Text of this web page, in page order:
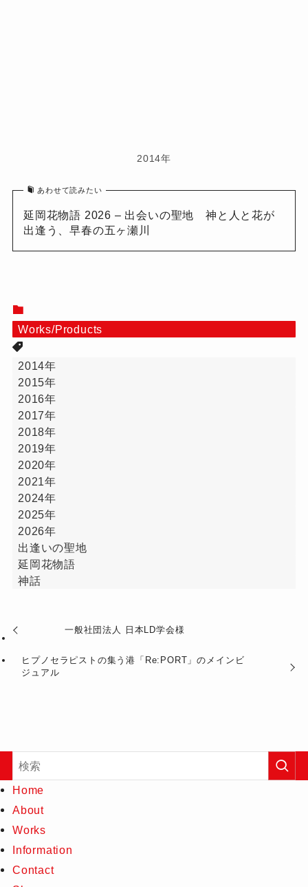
2014年
あわせて読みたい
延岡花物語 2026 – 出会いの聖地 神と人と花が
出逢う、早春の五ヶ瀬川
Works/Products
2014年
2015年
2016年
2017年
2018年
2019年
2020年
2021年
2024年
2025年
2026年
出逢いの聖地
延岡花物語
神話
一般社団法人 日本LD学会様
ヒプノセラピストの集う港「Re:PORT」のメインビ
ジュアル
Home
About
Works
Information
Contact